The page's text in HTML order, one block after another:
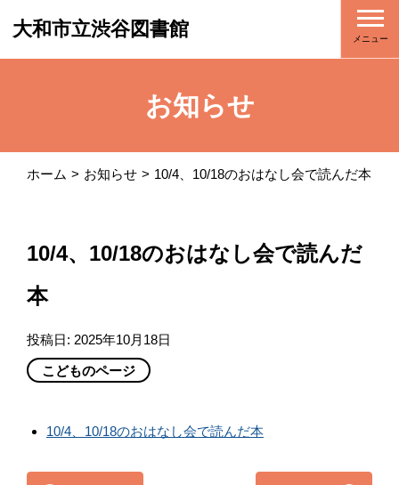
大和市立渋谷図書館 メニュー
お知らせ
ホーム お知らせ 10/4、10/18のおはなし会で読んだ本
10/4、10/18のおはなし会で読んだ
本
投稿日: 2025年10月18日
こどものページ
10/4、10/18のおはなし会で読んだ本